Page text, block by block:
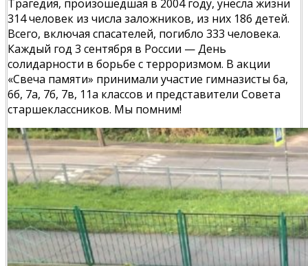
Трагедия, произошедшая в 2004 году, унесла жизни
314 человек из числа заложников, из них 186 детей.
Всего, включая спасателей, погибло 333 человека.
Каждый год 3 сентября в России — День
солидарности в борьбе с терроризмом. В акции
«Свеча памяти» принимали участие гимназисты 6а,
6б, 7а, 7б, 7в, 11а классов и представители Совета
старшеклассников. Мы помним!